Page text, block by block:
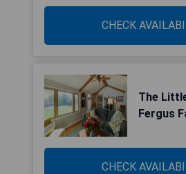
CHECK
The
Fergus
CHECK